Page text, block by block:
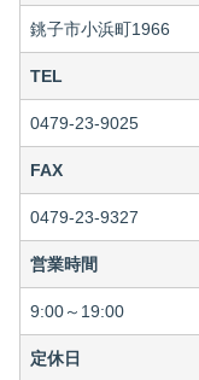
銚子市小浜町1966
TEL
0479-23-9025
FAX
0479-23-9327
営業時間
9:00～19:00
定休日